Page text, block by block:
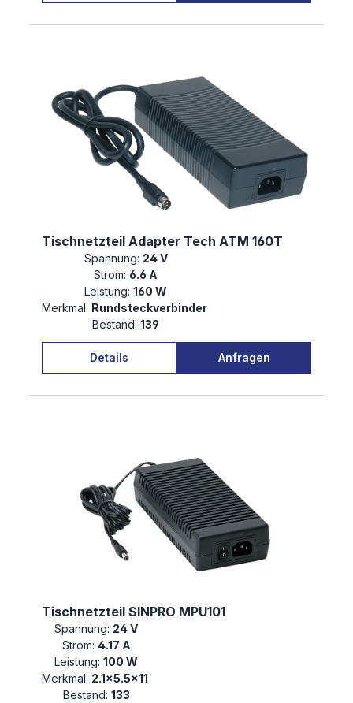
Tischnetzteil Adapter Tech ATM 160T
Spannung: 24 V
Strom: 6.6 A
Leistung: 160 W
Merkmal: Rundsteckverbinder
Bestand: 139
Details Anfragen
Tischnetzteil SINPRO MPU101
Spannung: 24 V
Strom: 4.17 A
Leistung: 100 W
Merkmal: 2.1×5.5×11
Bestand: 133